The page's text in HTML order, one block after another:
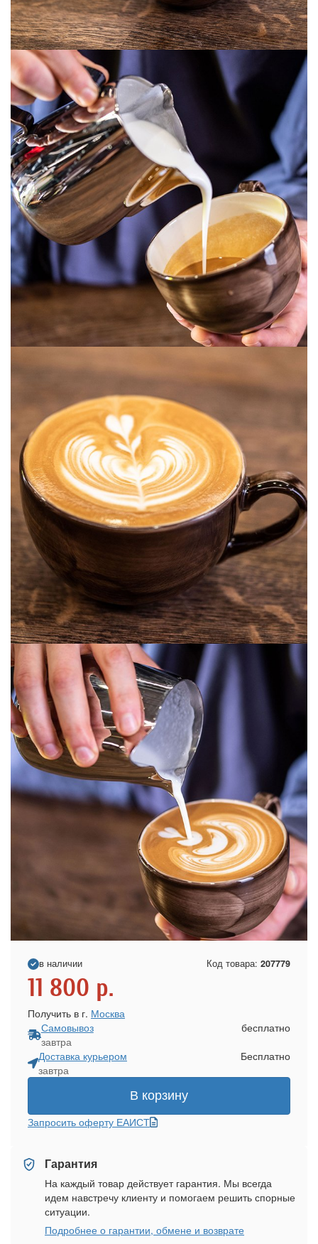
в наличии Код товара: 207779
11 800 р.
Получить в г. Москва
Самовывоз
завтра
бесплатно
Доставка курьером
завтра
Бесплатно
В корзину
Запросить оферту ЕАИСТ
Гарантия
На каждый товар действует гарантия. Мы всегда
идем навстречу клиенту и помогаем решить спорные
ситуации.
Подробнее о гарантии, обмене и возврате